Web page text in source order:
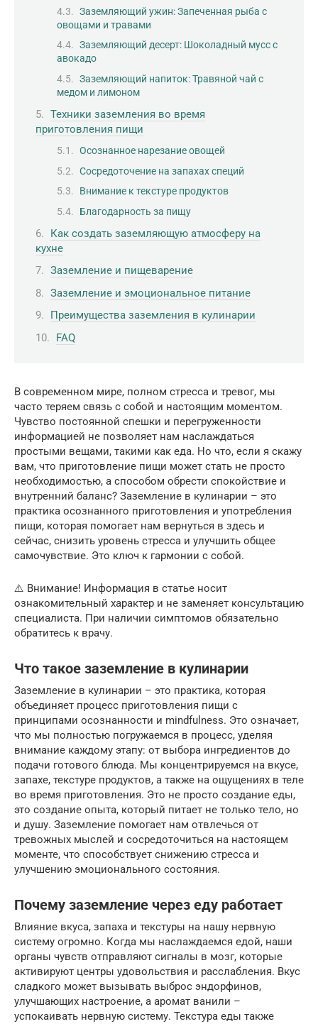
Заземляющий ужин: Запеченная рыба с
овощами и травами
Заземляющий десерт: Шоколадный мусс с
авокадо
Заземляющий напиток: Травяной чай с
медом и лимоном
Техники заземления во время
приготовления пищи
Осознанное нарезание овощей
Сосредоточение на запахах специй
Внимание к текстуре продуктов
Благодарность за пищу
Как создать заземляющую атмосферу на
кухне
Заземление и пищеварение
Заземление и эмоциональное питание
Преимущества заземления в кулинарии
FAQ
В современном мире, полном стресса и тревог, мы
часто теряем связь с собой и настоящим моментом.
Чувство постоянной спешки и перегруженности
информацией не позволяет нам наслаждаться
простыми вещами, такими как еда. Но что, если я скажу
вам, что приготовление пищи может стать не просто
необходимостью, а способом обрести спокойствие и
внутренний баланс? Заземление в кулинарии – это
практика осознанного приготовления и употребления
пищи, которая помогает нам вернуться в здесь и
сейчас, снизить уровень стресса и улучшить общее
самочувствие. Это ключ к гармонии с собой.
⚠️ Внимание! Информация в статье носит
ознакомительный характер и не заменяет консультацию
специалиста. При наличии симптомов обязательно
обратитесь к врачу.
Что такое заземление в кулинарии
Заземление в кулинарии – это практика, которая
объединяет процесс приготовления пищи с
принципами осознанности и mindfulness. Это означает,
что мы полностью погружаемся в процесс, уделяя
внимание каждому этапу: от выбора ингредиентов до
подачи готового блюда. Мы концентрируемся на вкусе,
запахе, текстуре продуктов, а также на ощущениях в теле
во время приготовления. Это не просто создание еды,
это создание опыта, который питает не только тело, но
и душу. Заземление помогает нам отвлечься от
тревожных мыслей и сосредоточиться на настоящем
моменте, что способствует снижению стресса и
улучшению эмоционального состояния.
Почему заземление через еду работает
Влияние вкуса, запаха и текстуры на нашу нервную
систему огромно. Когда мы наслаждаемся едой, наши
органы чувств отправляют сигналы в мозг, которые
активируют центры удовольствия и расслабления. Вкус
сладкого может вызывать выброс эндорфинов,
улучшающих настроение, а аромат ванили –
успокаивать нервную систему. Текстура еды также